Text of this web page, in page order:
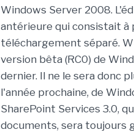
Windows Server 2008.
antérieure qui consistait à
téléchargement séparé.
version bêta (RC0) de
dernier. Il ne le sera donc
l'année prochaine, de
SharePoint Services 3.0,
documents, sera toujours